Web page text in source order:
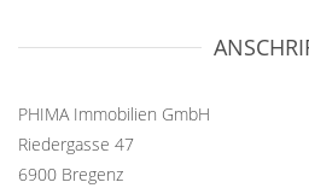
PHIMA Immobilien GmbH
Riedergasse 47
6900 Bregenz